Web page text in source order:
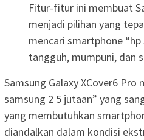
Fitur-fitur ini membuat
menjadi pilihan yang
mencari smartphone
tangguh, mumpuni, dan
Samsung Galaxy XCover6
samsung 2 5 jutaan” yang
yang membutuhkan
diandalkan dalam kondisi